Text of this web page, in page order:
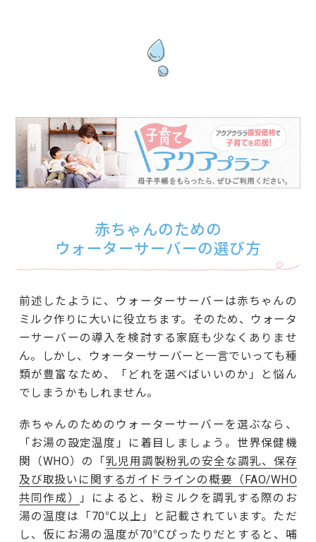
赤ちゃんのための
ウォーターサーバーの選び方
前述したように、ウォーターサーバーは赤ちゃんの
ミルク作りに大いに役立ちます。そのため、ウォータ
ーサーバーの導入を検討する家庭も少なくありませ
ん。しかし、ウォーターサーバーと一言でいっても種
類が豊富なため、「どれを選べばいいのか」と悩ん
でしまうかもしれません。
赤ちゃんのためのウォーターサーバーを選ぶなら、
「お湯の設定温度」に着目しましょう。世界保健機
関（WHO）の「乳児用調製粉乳の安全な調乳、保存
及び取扱いに関するガイドラインの概要（FAO/WHO
共同作成）
」によると、粉ミルクを調乳する際のお
湯の温度は「70℃以上」と記載されています。ただ
し、仮にお湯の温度が70℃ぴったりだとすると、哺